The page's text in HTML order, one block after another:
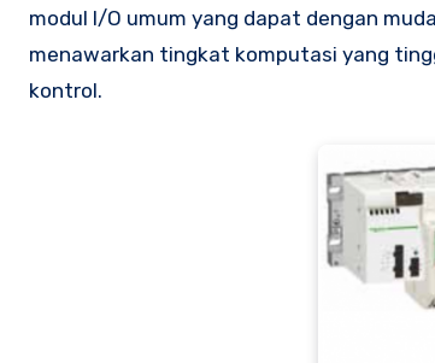
modul I/O umum yang dapat dengan
menawarkan tingkat komputasi yang
kontrol.